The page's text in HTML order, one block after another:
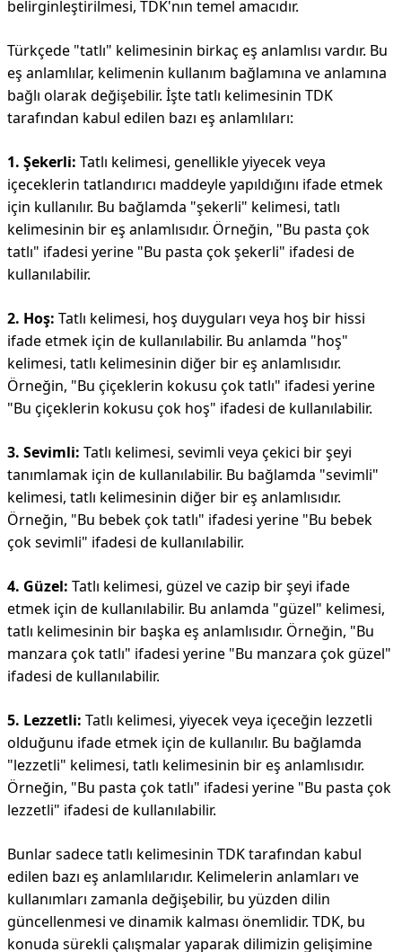
belirginleştirilmesi, TDK'nın temel amacıdır.
Türkçede "tatlı" kelimesinin birkaç eş anlamlısı vardır. Bu
eş anlamlılar, kelimenin kullanım bağlamına ve anlamına
bağlı olarak değişebilir. İşte tatlı kelimesinin TDK
tarafından kabul edilen bazı eş anlamlıları:
1. Şekerli: Tatlı kelimesi, genellikle yiyecek veya
içeceklerin tatlandırıcı maddeyle yapıldığını ifade etmek
için kullanılır. Bu bağlamda "şekerli" kelimesi, tatlı
kelimesinin bir eş anlamlısıdır. Örneğin, "Bu pasta çok
tatlı" ifadesi yerine "Bu pasta çok şekerli" ifadesi de
kullanılabilir.
2. Hoş: Tatlı kelimesi, hoş duyguları veya hoş bir hissi
ifade etmek için de kullanılabilir. Bu anlamda "hoş"
kelimesi, tatlı kelimesinin diğer bir eş anlamlısıdır.
Örneğin, "Bu çiçeklerin kokusu çok tatlı" ifadesi yerine
"Bu çiçeklerin kokusu çok hoş" ifadesi de kullanılabilir.
3. Sevimli: Tatlı kelimesi, sevimli veya çekici bir şeyi
tanımlamak için de kullanılabilir. Bu bağlamda "sevimli"
kelimesi, tatlı kelimesinin diğer bir eş anlamlısıdır.
Örneğin, "Bu bebek çok tatlı" ifadesi yerine "Bu bebek
çok sevimli" ifadesi de kullanılabilir.
4. Güzel: Tatlı kelimesi, güzel ve cazip bir şeyi ifade
etmek için de kullanılabilir. Bu anlamda "güzel" kelimesi,
tatlı kelimesinin bir başka eş anlamlısıdır. Örneğin, "Bu
manzara çok tatlı" ifadesi yerine "Bu manzara çok güzel"
ifadesi de kullanılabilir.
5. Lezzetli: Tatlı kelimesi, yiyecek veya içeceğin lezzetli
olduğunu ifade etmek için de kullanılır. Bu bağlamda
"lezzetli" kelimesi, tatlı kelimesinin bir eş anlamlısıdır.
Örneğin, "Bu pasta çok tatlı" ifadesi yerine "Bu pasta çok
lezzetli" ifadesi de kullanılabilir.
Bunlar sadece tatlı kelimesinin TDK tarafından kabul
edilen bazı eş anlamlılarıdır. Kelimelerin anlamları ve
kullanımları zamanla değişebilir, bu yüzden dilin
güncellenmesi ve dinamik kalması önemlidir. TDK, bu
konuda sürekli çalışmalar yaparak dilimizin gelişimine